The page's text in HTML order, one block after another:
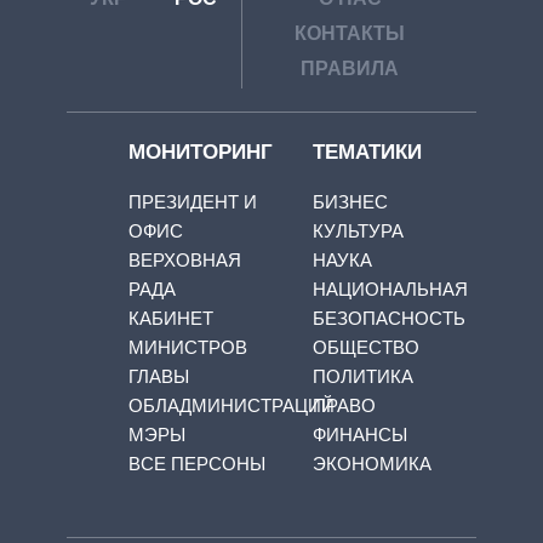
КОНТАКТЫ
ПРАВИЛА
МОНИТОРИНГ
ПРЕЗИДЕНТ И
ОФИС
ВЕРХОВНАЯ
РАДА
КАБИНЕТ
МИНИСТРОВ
ГЛАВЫ
ОБЛАДМИНИСТРАЦИЙ
МЭРЫ
ВСЕ ПЕРСОНЫ
ТЕМАТИКИ
БИЗНЕС
КУЛЬТУРА
НАУКА
НАЦИОНАЛЬНАЯ
БЕЗОПАСНОСТЬ
ОБЩЕСТВО
ПОЛИТИКА
ПРАВО
ФИНАНСЫ
ЭКОНОМИКА